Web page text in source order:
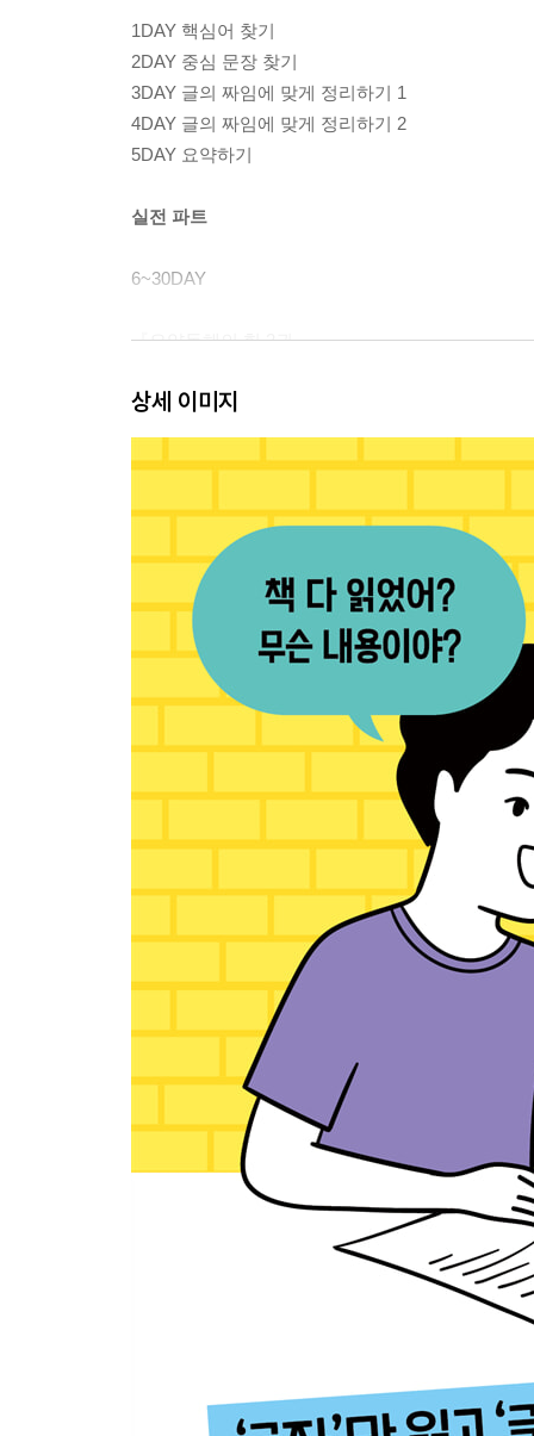
1DAY 핵심어 찾기
2DAY 중심 문장 찾기
3DAY 글의 짜임에 맞게 정리하기 1
4DAY 글의 짜임에 맞게 정리하기 2
5DAY 요약하기
실전 파트
6~30DAY
『요약독해의 힘 2권』
1DAY 핵심어 찾기
2DAY 중심 문장 찾기
4DAY 글의 짜임에 맞게 정리하기 2
5DAY 요약하기
실전 파트
상세 이미지